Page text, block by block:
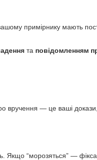
примірнику мають
та повідомленням
вручення — це ваші
Якщо “морозяться” —